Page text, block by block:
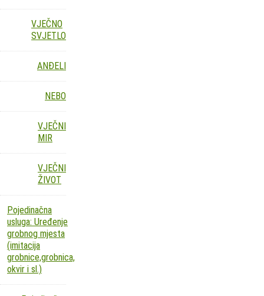
VJEČNO
SVJETLO
ANĐELI
NEBO
VJEČNI
MIR
VJEČNI
ŽIVOT
Pojedinačna
usluga: Uređenje
grobnog mjesta
(imitacija
grobnice,grobnica,
okvir i sl.)